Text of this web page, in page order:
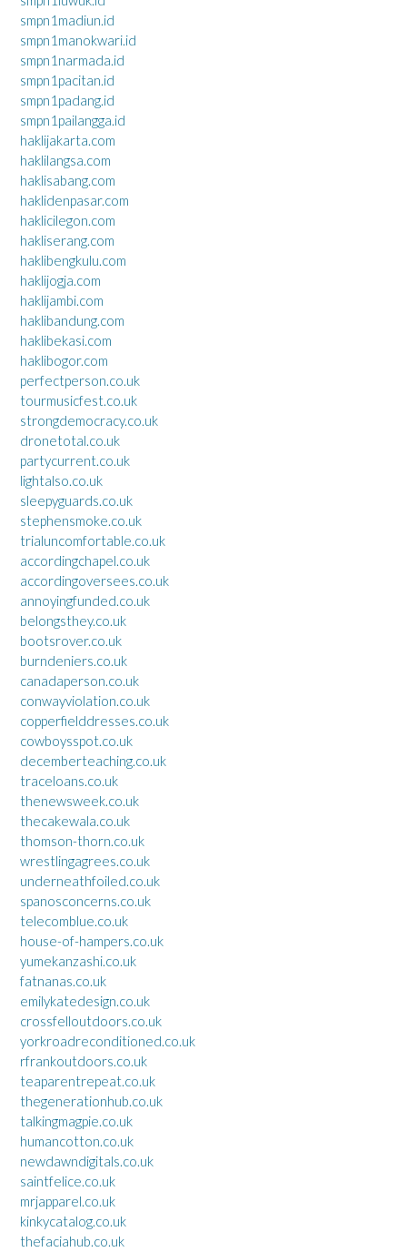
smpn1madiun.id
smpn1manokwari.id
smpn1narmada.id
smpn1pacitan.id
smpn1padang.id
smpn1pailangga.id
haklijakarta.com
haklilangsa.com
haklisabang.com
haklidenpasar.com
haklicilegon.com
hakliserang.com
haklibengkulu.com
haklijogja.com
haklijambi.com
haklibandung.com
haklibekasi.com
haklibogor.com
perfectperson.co.uk
tourmusicfest.co.uk
strongdemocracy.co.uk
dronetotal.co.uk
partycurrent.co.uk
lightalso.co.uk
sleepyguards.co.uk
stephensmoke.co.uk
trialuncomfortable.co.uk
accordingchapel.co.uk
accordingoversees.co.uk
annoyingfunded.co.uk
belongsthey.co.uk
bootsrover.co.uk
burndeniers.co.uk
canadaperson.co.uk
conwayviolation.co.uk
copperfielddresses.co.uk
cowboysspot.co.uk
decemberteaching.co.uk
traceloans.co.uk
thenewsweek.co.uk
thecakewala.co.uk
thomson-thorn.co.uk
wrestlingagrees.co.uk
underneathfoiled.co.uk
spanosconcerns.co.uk
telecomblue.co.uk
house-of-hampers.co.uk
yumekanzashi.co.uk
fatnanas.co.uk
emilykatedesign.co.uk
crossfelloutdoors.co.uk
yorkroadreconditioned.co.uk
rfrankoutdoors.co.uk
teaparentrepeat.co.uk
thegenerationhub.co.uk
talkingmagpie.co.uk
humancotton.co.uk
newdawndigitals.co.uk
saintfelice.co.uk
mrjapparel.co.uk
kinkycatalog.co.uk
thefaciahub.co.uk